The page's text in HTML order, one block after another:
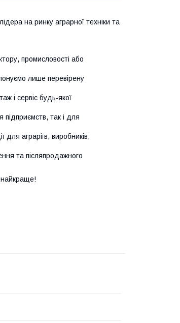
на ринку аграрної техніки та
промисловості або
лише перевірену
і сервіс будь-якої
так і для
для аграріїв, виробників,
та післяпродажного